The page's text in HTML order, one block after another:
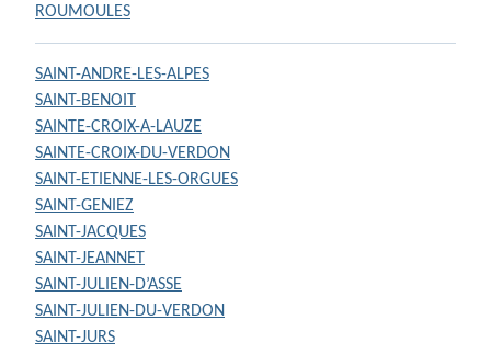
ROUMOULES
SAINT-ANDRE-LES-ALPES
SAINT-BENOIT
SAINTE-CROIX-A-LAUZE
SAINTE-CROIX-DU-VERDON
SAINT-ETIENNE-LES-ORGUES
SAINT-GENIEZ
SAINT-JACQUES
SAINT-JEANNET
SAINT-JULIEN-D’ASSE
SAINT-JULIEN-DU-VERDON
SAINT-JURS